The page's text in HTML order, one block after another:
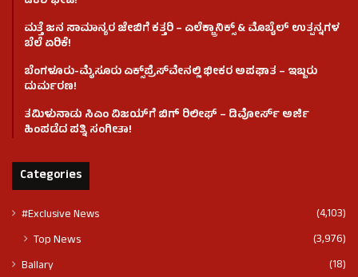
ಮತ್ತೆ ಜನ ಸಾಮಾನ್ಯರ ಜೇಬಿಗೆ ಕತ್ತರಿ – ಎಲೆಕ್ಟ್ರಾನಿಕ್ಸ್ & ಮೊಬೈಲ್ ಉತ್ಪನ್ನಗಳ
ಬೆಲೆ ಏರಿಕೆ!
ಬೆಂಗಳೂರು-ಮೈಸೂರು ಎಕ್ಸ್‌ಪ್ರೆಸ್‌ವೇನಲ್ಲಿ ಭೀಕರ ಅಪಘಾತ – ಇಬ್ಬರು
ದುರ್ಮರಣ!
ತಮಿಳುನಾಡು ಸಿಎಂ ವಿಜಯ್‌ಗೆ ಬಿಗ್ ರಿಲೀಫ್ – ಡಿವೋರ್ಸ್ ಅರ್ಜಿ
ಹಿಂಪಡೆದ ಪತ್ನಿ ಸಂಗೀತಾ!
Categories
#Exclusive News (4,103)
Top News (3,976)
Ballary
(18)